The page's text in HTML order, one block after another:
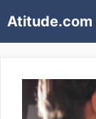
para
o
Atitude.com